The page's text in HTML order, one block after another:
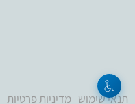
תנאי שימוש מדיניות פרטיות